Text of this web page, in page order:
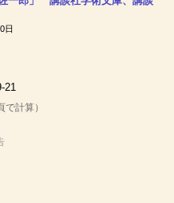
日
21
で計算）